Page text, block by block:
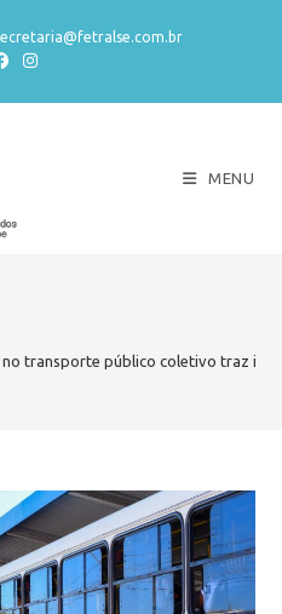
ferramentas
MENU
no transporte público coletivo traz